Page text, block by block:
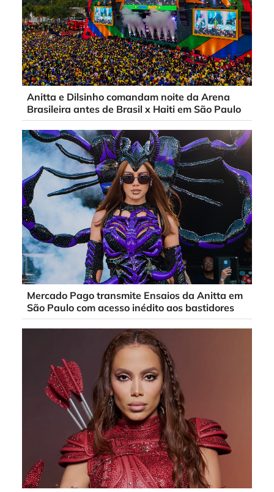
Anitta e Dilsinho comandam noite da Arena
Brasileira antes de Brasil x Haiti em São Paulo
Mercado Pago transmite Ensaios da Anitta em
São Paulo com acesso inédito aos bastidores